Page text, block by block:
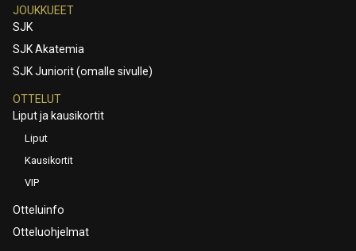
JOUKKUEET
SJK
SJK Akatemia
SJK Juniorit (omalle sivulle)
OTTELUT
Liput ja kausikortit
Liput
Kausikortit
VIP
Otteluinfo
Otteluohjelmat